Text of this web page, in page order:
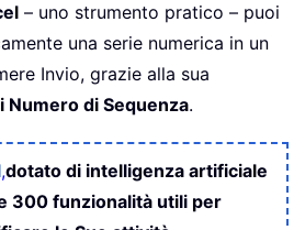
– uno strumento pratico – puoi
una serie numerica in un
Invio, grazie alla sua
Numero di Sequenza.
,dotato di intelligenza artificiale
300 funzionalità utili per